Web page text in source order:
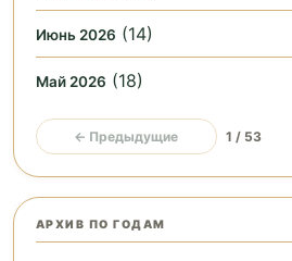
Июнь 2026 (14)
Май 2026 (18)
← Предыдущие 1 / 53
АРХИВ ПО ГОДАМ